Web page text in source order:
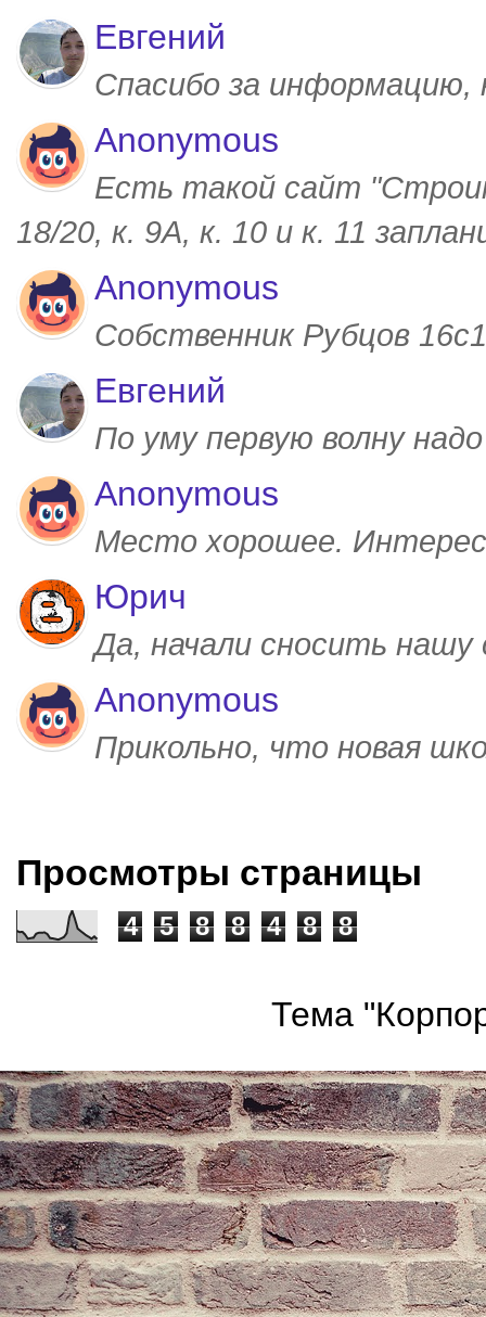
Евгений
Спасибо за
Anonymous
Есть такой сайт
18/20, к. 9А, к. 10 и к. 11
Anonymous
Собственник Рубцов
Евгений
По уму первую волну
Anonymous
Место хорошее.
Юрич
Да, начали сносить
Anonymous
Прикольно, что новая
Просмотры страницы
4 5 8 8 4 8 8
Тема